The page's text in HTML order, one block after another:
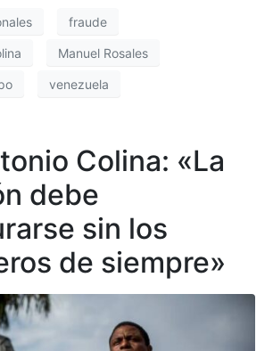
fraude
Manuel Rosales
venezuela
Colina: «La
debe
sin los
de siempre»